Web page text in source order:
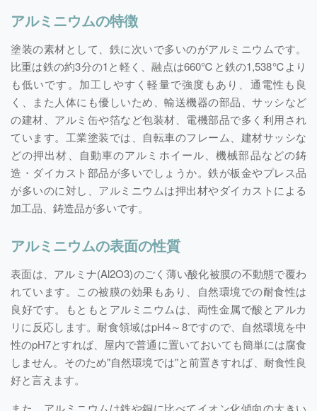
アルミニウムの特徴
塗装の素材として、鉄に次いで多いのがアルミニウムです。
比重は鉄の約3分の1と軽く、融点は660℃と鉄の1,538℃より
も低いです。加工しやすく軽量で強度もあり、通電性も良
く、また人体にも優しいため、輸送機器の部品、サッシなど
の建材、アルミ缶や箔など包装材、電機部品で多く利用され
ています。工業塗装では、自転車のフレーム、建材サッシな
どの押出材、自動車のアルミホイール、機械部品などの鋳
造・ダイカスト部品が多いでしょうか。鉄が板金やプレス品
が多いのに対し、アルミニウムは押出材やダイカストによる
加工品、鋳造品が多いです。
アルミニウムの表面の性質
表面は、アルミナ(Al2O3)のごく薄い酸化被膜の不動態で覆わ
れています。この被膜の効果もあり、自然環境での耐食性は
良好です。もともとアルミニウムは、両性金属で酸とアルカ
リに反応します。耐食領域はpH4～8ですので、自然環境を中
性のpH7とすれば、屋内で普通に置いておいても簡単には腐食
しません。そのため"自然環境では"と前置きすれば、耐食性良
好と言えます。
また、アルミニウムは鉄や銅に比べてイオン化傾向の大きい